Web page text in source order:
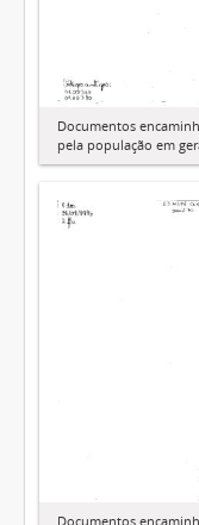
Documentos
pela população em
Documentos